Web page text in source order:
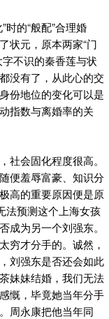
时的“般配”合理婚
状元，原本两家“门
不识的秦香莲与状
没有了，从此心的交
份地位的变化可以是
指数与离婚率的关
社会固化程度很高。
便羞辱富豪、知识分
高的重要原因便是原
法预测这个上海女孩
成为另一个刘强东。
穷才分手的。诚然，
刘强东是否还会如此
妹妹结婚，我们无法
慨，毕竟她当年分手
周永康把他当年同